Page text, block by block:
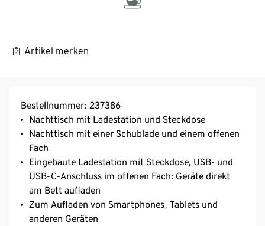
Artikel merken
Bestellnummer: 237386
Nachttisch mit Ladestation und Steckdose
Nachttisch mit einer Schublade und einem offenen
Fach
Eingebaute Ladestation mit Steckdose, USB- und
USB-C-Anschluss im offenen Fach: Geräte direkt
am Bett aufladen
Zum Aufladen von Smartphones, Tablets und
anderen Geräten